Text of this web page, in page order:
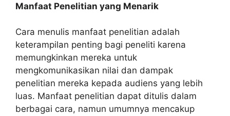
Manfaat Penelitian yang Menarik
Cara menulis manfaat penelitian adalah
keterampilan penting bagi peneliti karena
memungkinkan mereka untuk
mengkomunikasikan nilai dan dampak
penelitian mereka kepada audiens yang lebih
luas. Manfaat penelitian dapat ditulis dalam
berbagai cara, namun umumnya mencakup